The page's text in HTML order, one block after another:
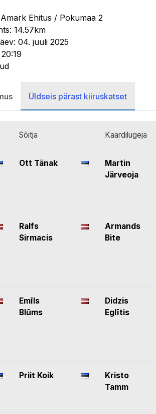
Ehitus / Pokumaa 2
14.57km
04. juuli 2025
Üldseis pärast kiiruskatset
Sõitja Kaardilugeja
Ott Tänak
Martin
Järveoja
Ralfs
Sirmacis
Armands
Bite
Emīls
Blūms
Didzis
Eglītis
Priit Koik
Kristo
Tamm